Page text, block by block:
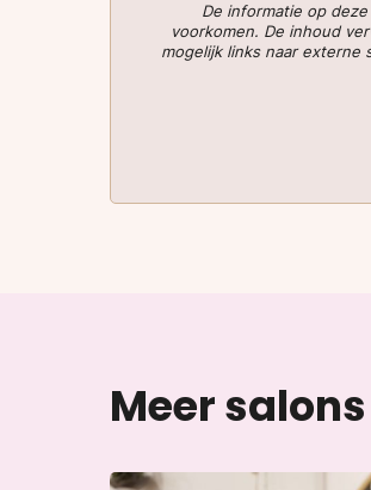
De informatie op
voorkomen. De inhoud
mogelijk links naar externe
Meer salons